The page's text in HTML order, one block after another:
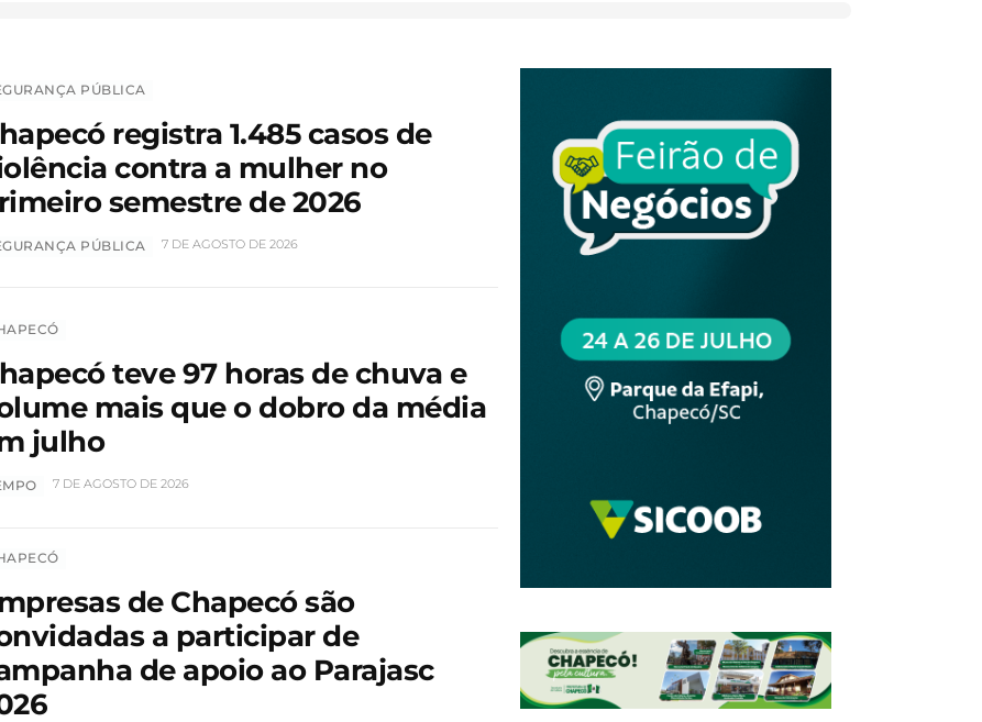
PÚBLICA
registra 1.485 casos de
contra a mulher no
semestre de 2026
PÚBLICA 7 DE AGOSTO DE 2026
teve 97 horas de chuva e
mais que o dobro da média
julho
7 DE AGOSTO DE 2026
de Chapecó são
a participar de
de apoio ao Parajasc